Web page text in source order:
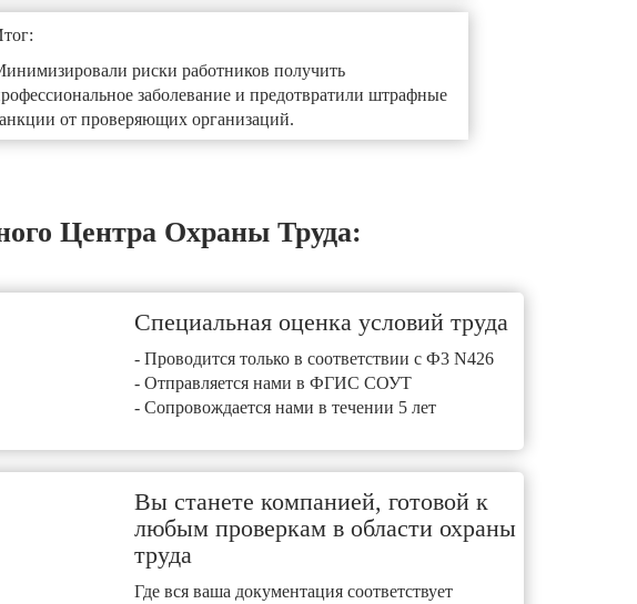
риски работников получить
заболевание и предотвратили штрафные
от проверяющих организаций.
Центра Охраны Труда:
Специальная оценка условий труда
- Проводится только в соответствии с Ф3 N426
- Отправляется нами в ФГИС СОУТ
- Сопровождается нами в течении 5 лет
Вы станете компанией, готовой к
любым проверкам в области охраны
труда
Где вся ваша документация соответствует